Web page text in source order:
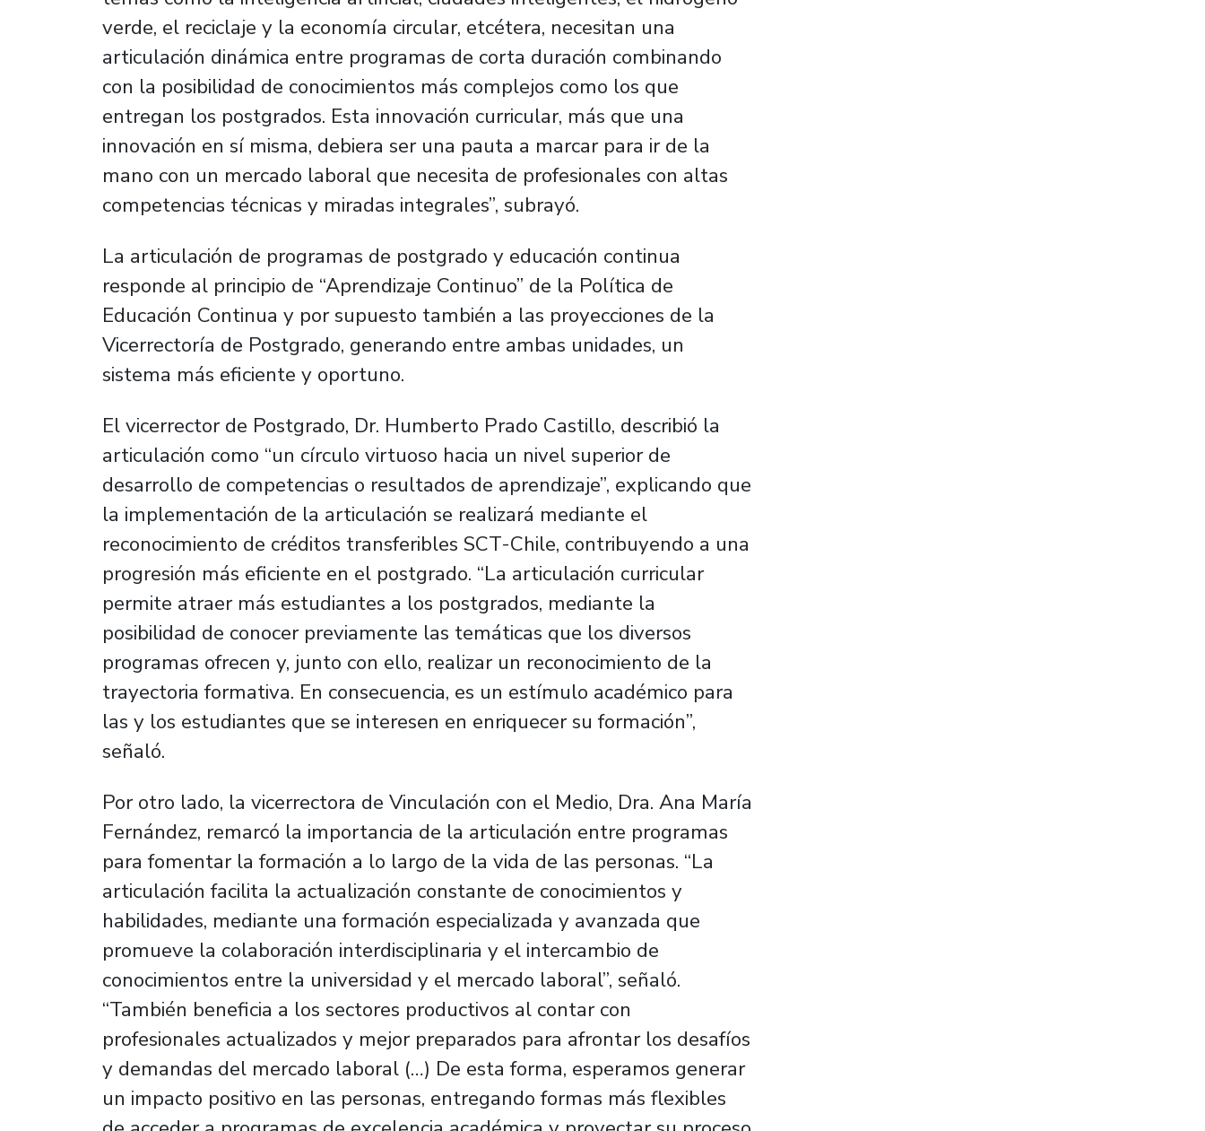
verde, el reciclaje y la economía circular, etcétera, necesitan una
articulación dinámica entre programas de corta duración combinando
con la posibilidad de conocimientos más complejos como los que
entregan los postgrados. Esta innovación curricular, más que una
innovación en sí misma, debiera ser una pauta a marcar para ir de la
mano con un mercado laboral que necesita de profesionales con altas
competencias técnicas y miradas integrales”, subrayó.
La articulación de programas de postgrado y educación continua
responde al principio de “Aprendizaje Continuo” de la Política de
Educación Continua y por supuesto también a las proyecciones de la
Vicerrectoría de Postgrado, generando entre ambas unidades, un
sistema más eficiente y oportuno.
El vicerrector de Postgrado, Dr. Humberto Prado Castillo, describió la
articulación como “un círculo virtuoso hacia un nivel superior de
desarrollo de competencias o resultados de aprendizaje”, explicando que
la implementación de la articulación se realizará mediante el
reconocimiento de créditos transferibles SCT-Chile, contribuyendo a una
progresión más eficiente en el postgrado. “La articulación curricular
permite atraer más estudiantes a los postgrados, mediante la
posibilidad de conocer previamente las temáticas que los diversos
programas ofrecen y, junto con ello, realizar un reconocimiento de la
trayectoria formativa. En consecuencia, es un estímulo académico para
las y los estudiantes que se interesen en enriquecer su formación”,
señaló.
Por otro lado, la vicerrectora de Vinculación con el Medio, Dra. Ana María
Fernández, remarcó la importancia de la articulación entre programas
para fomentar la formación a lo largo de la vida de las personas. “La
articulación facilita la actualización constante de conocimientos y
habilidades, mediante una formación especializada y avanzada que
promueve la colaboración interdisciplinaria y el intercambio de
conocimientos entre la universidad y el mercado laboral”, señaló.
“También beneficia a los sectores productivos al contar con
profesionales actualizados y mejor preparados para afrontar los desafíos
y demandas del mercado laboral (…) De esta forma, esperamos generar
un impacto positivo en las personas, entregando formas más flexibles